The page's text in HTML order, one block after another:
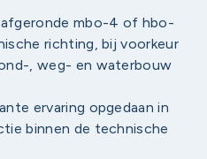
mbo-4 of hbo-
richting, bij voorkeur
, weg- en waterbouw
ervaring opgedaan in
binnen de technische